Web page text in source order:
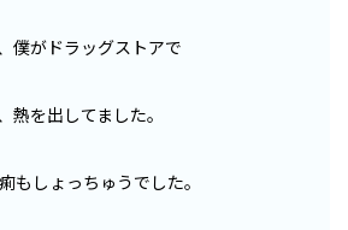
僕がドラッグストアで
を出してました。
もしょっちゅうでした。